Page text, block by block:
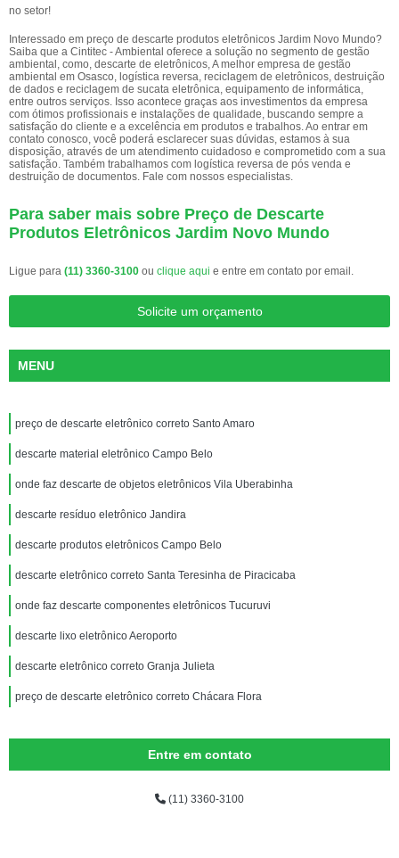
no setor!
Interessado em preço de descarte produtos eletrônicos Jardim Novo Mundo?
Saiba que a Cintitec - Ambiental oferece a solução no segmento de gestão
ambiental, como, descarte de eletrônicos, A melhor empresa de gestão
ambiental em Osasco, logística reversa, reciclagem de eletrônicos, destruição
de dados e reciclagem de sucata eletrônica, equipamento de informática,
entre outros serviços. Isso acontece graças aos investimentos da empresa
com ótimos profissionais e instalações de qualidade, buscando sempre a
satisfação do cliente e a excelência em produtos e trabalhos. Ao entrar em
contato conosco, você poderá esclarecer suas dúvidas, estamos à sua
disposição, através de um atendimento cuidadoso e comprometido com a sua
satisfação. Também trabalhamos com logística reversa de pós venda e
destruição de documentos. Fale com nossos especialistas.
Para saber mais sobre Preço de Descarte
Produtos Eletrônicos Jardim Novo Mundo
Ligue para (11) 3360-3100 ou clique aqui e entre em contato por email.
Solicite um orçamento
MENU
preço de descarte eletrônico correto Santo Amaro
descarte material eletrônico Campo Belo
onde faz descarte de objetos eletrônicos Vila Uberabinha
descarte resíduo eletrônico Jandira
descarte produtos eletrônicos Campo Belo
descarte eletrônico correto Santa Teresinha de Piracicaba
onde faz descarte componentes eletrônicos Tucuruvi
descarte lixo eletrônico Aeroporto
descarte eletrônico correto Granja Julieta
preço de descarte eletrônico correto Chácara Flora
Entre em contato
(11) 3360-3100